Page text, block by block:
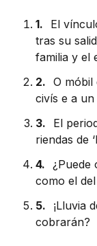
1.
El
tras su
familia y el
2. O móbil
civís e a
3.
El
riendas de
4.
¿Puede
como el
5.
¡Lluvia
cobrarán?